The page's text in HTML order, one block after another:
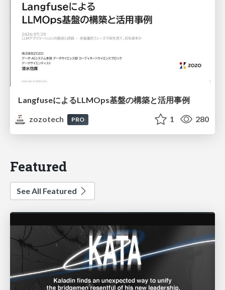
LangfuseによるLLMOps基盤の構築と活用事例
zozotech
PRO 1 280
Featured
See All Featured